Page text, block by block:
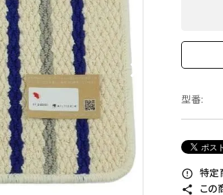
型番:
error_outline 特定
share この